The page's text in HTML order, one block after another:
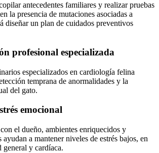
antecedentes familiares y realizar pruebas
la presencia de mutaciones asociadas a
diseñar un plan de cuidados preventivos
profesional especializada
especializados en cardiología felina
temprana de anormalidades y la
del gato.
emocional
el dueño, ambientes enriquecidos y
ayudan a mantener niveles de estrés bajos, en
general y cardíaca.